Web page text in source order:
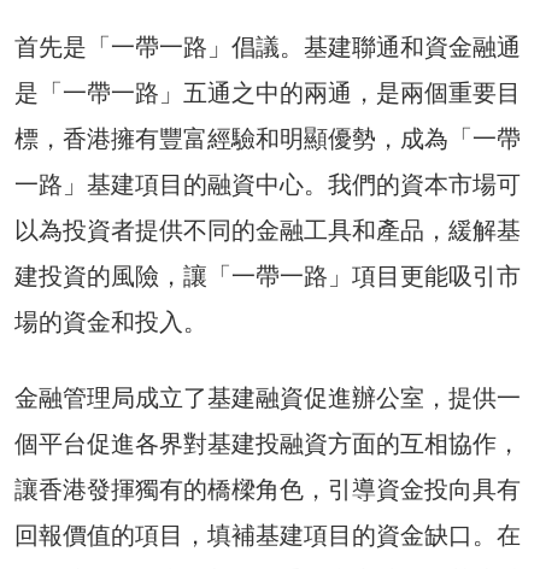
首先是「一帶一路」倡議。基建聯通和資金融通
是「一帶一路」五通之中的兩通，是兩個重要目
標，香港擁有豐富經驗和明顯優勢，成為「一帶
一路」基建項目的融資中心。我們的資本市場可
以為投資者提供不同的金融工具和產品，緩解基
建投資的風險，讓「一帶一路」項目更能吸引市
場的資金和投入。
金融管理局成立了基建融資促進辦公室，提供一
個平台促進各界對基建投融資方面的互相協作，
讓香港發揮獨有的橋樑角色，引導資金投向具有
回報價值的項目，填補基建項目的資金缺口。在